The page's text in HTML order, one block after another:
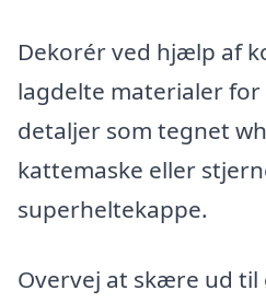
Dekorér ved hjælp af
lagdelte materialer for
detaljer som tegnet
kattemaske eller
superheltekappe.
Overvej at skære ud